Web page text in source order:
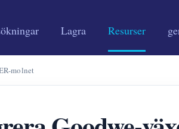
Lagra Resurser
molnet